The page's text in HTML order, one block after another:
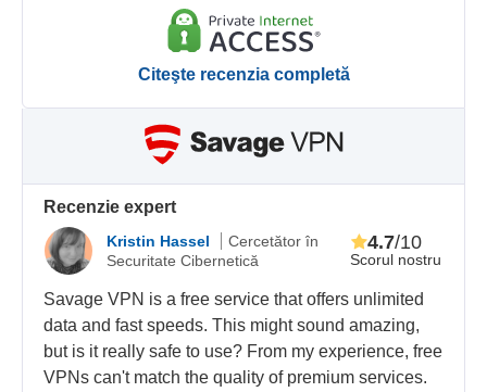
Citeşte recenzia completă
Recenzie expert
Kristin Hassel
Cercetător în
Securitate Cibernetică
Scorul nostru
4.7/10
Savage VPN is a free service that offers unlimited
data and fast speeds. This might sound amazing,
but is it really safe to use? From my experience, free
VPNs can't match the quality of premium services.